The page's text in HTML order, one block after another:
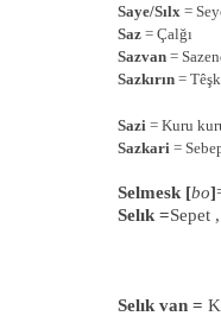
Saye/Sılx=
Saz= Çalğı
Sazvan=
Sazkırın= Tê
Sazi = Kuru
Sazkari =
Selmesk [bo]
Selık =Sepet
Selık van =